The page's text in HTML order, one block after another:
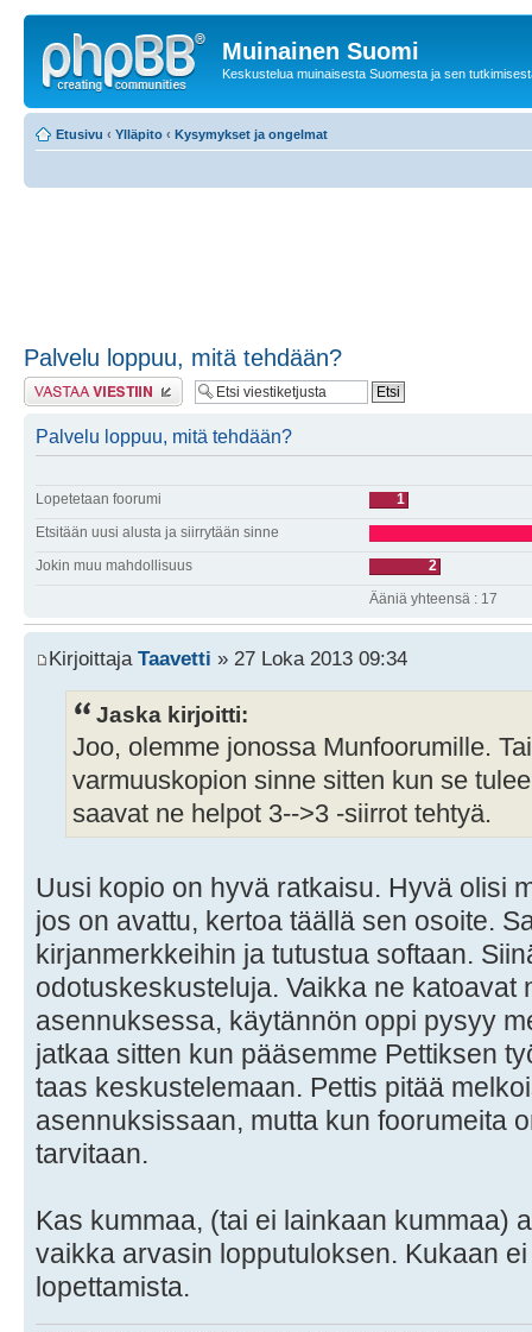
Muinainen Suomi
Keskustelua muinaisesta Suomesta ja sen
Etusivu ‹ Ylläpito ‹ Kysymykset ja ongelmat
Palvelu loppuu, mitä tehdään?
Lähetä vastaus
Palvelu loppuu, mitä tehdään?
Lopetetaan foorumi
1
Etsitään uusi alusta ja siirrytään sinne
Jokin muu mahdollisuus
2
Ääniä yhteensä : 17
Kirjoittaja Taavetti » 27 Loka 2013 09:34
Jaska kirjoitti:
Joo, olemme jonossa Munfoorumille.
varmuuskopion sinne sitten kun se
saavat ne helpot 3-->3 -siirrot tehtyä.
Uusi kopio on hyvä ratkaisu. Hyvä olisi
jos on avattu, kertoa täällä sen osoite.
kirjanmerkkeihin ja tutustua softaan.
odotuskeskusteluja. Vaikka ne katoavat
asennuksessa, käytännön oppi pysyy
jatkaa sitten kun pääsemme Pettiksen
taas keskustelemaan. Pettis pitää
asennuksissaan, mutta kun foorumeita
tarvitaan.
Kas kummaa, (tai ei lainkaan kummaa)
vaikka arvasin lopputuloksen. Kukaan
lopettamista.